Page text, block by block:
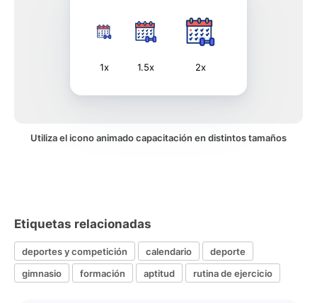
1x 1.5x 2x
Utiliza el icono animado capacitación en distintos tamaños
Etiquetas relacionadas
deportes y competición calendario
deporte
gimnasio
formación aptitud rutina de ejercicio